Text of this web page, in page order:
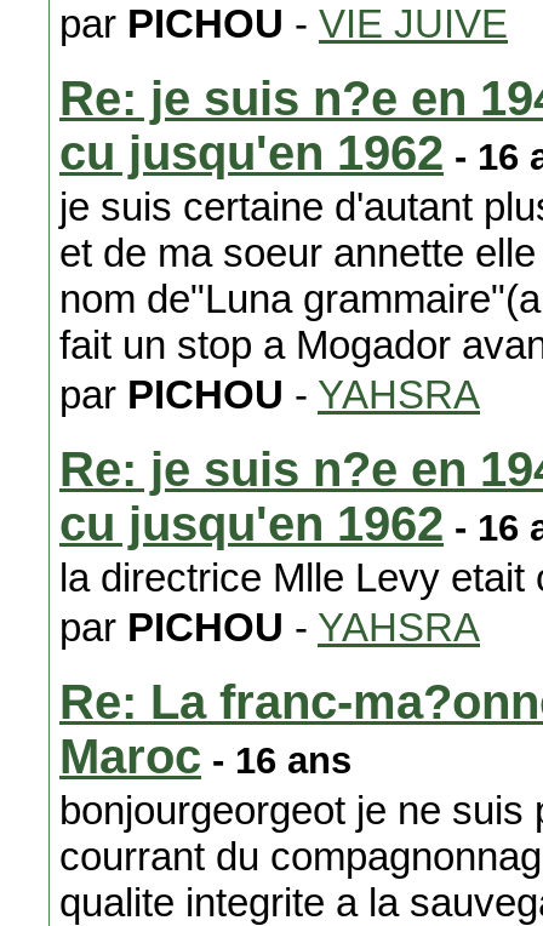
par PICHOU - VIE JUIVE
Re: je suis n?e en
cu jusqu'en 1962 - 16
je suis certaine d'autant
et de ma soeur annette
nom de"Luna
fait un stop a Mogador
par PICHOU - YAHSRA
Re: je suis n?e en
cu jusqu'en 1962 - 16
la directrice Mlle Levy etait
par PICHOU - YAHSRA
Re: La franc-
Maroc - 16 ans
bonjourgeorgeot je ne
courrant du
qualite integrite a la